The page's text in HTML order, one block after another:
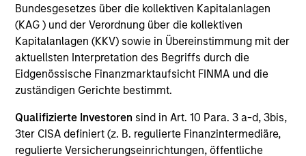
Bundesgesetzes über die kollektiven Kapitalanlagen
(KAG ) und der Verordnung über die kollektiven
Kapitalanlagen (KKV) sowie in Übereinstimmung mit der
aktuellsten Interpretation des Begriffs durch die
Eidgenössische Finanzmarktaufsicht FINMA und die
zuständigen Gerichte bestimmt.
Qualifizierte Investoren sind in Art. 10 Para. 3 a-d, 3bis,
3ter CISA definiert (z. B. regulierte Finanzintermediäre,
regulierte Versicherungseinrichtungen, öffentliche
Überblick
Anlageziel